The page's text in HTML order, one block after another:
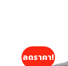
ลดราคา!